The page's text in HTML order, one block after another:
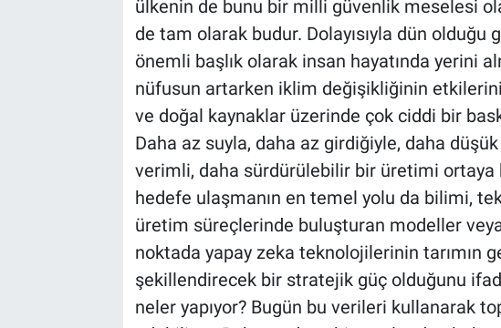
ülkenin de bunu bir milli güvenlik meselesi
de tam olarak budur. Dolayısıyla dün olduğu
önemli başlık olarak insan hayatında yerini
nüfusun artarken iklim değişikliğinin
ve doğal kaynaklar üzerinde çok ciddi bir
Daha az suyla, daha az girdiğiyle, daha
verimli, daha sürdürülebilir bir üretimi ortaya
hedefe ulaşmanın en temel yolu da bilimi,
üretim süreçlerinde buluşturan modeller
noktada yapay zeka teknolojilerinin tarımın
şekillendirecek bir stratejik güç olduğunu
neler yapıyor? Bugün bu verileri kullanarak